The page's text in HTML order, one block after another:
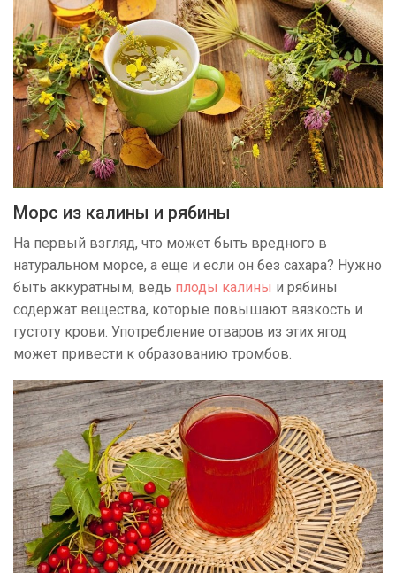
Морс из калины и рябины
На первый взгляд, что может быть вредного в
натуральном морсе, а еще и если он без сахара? Нужно
быть аккуратным, ведь плоды калины и рябины
содержат вещества, которые повышают вязкость и
густоту крови. Употребление отваров из этих ягод
может привести к образованию тромбов.